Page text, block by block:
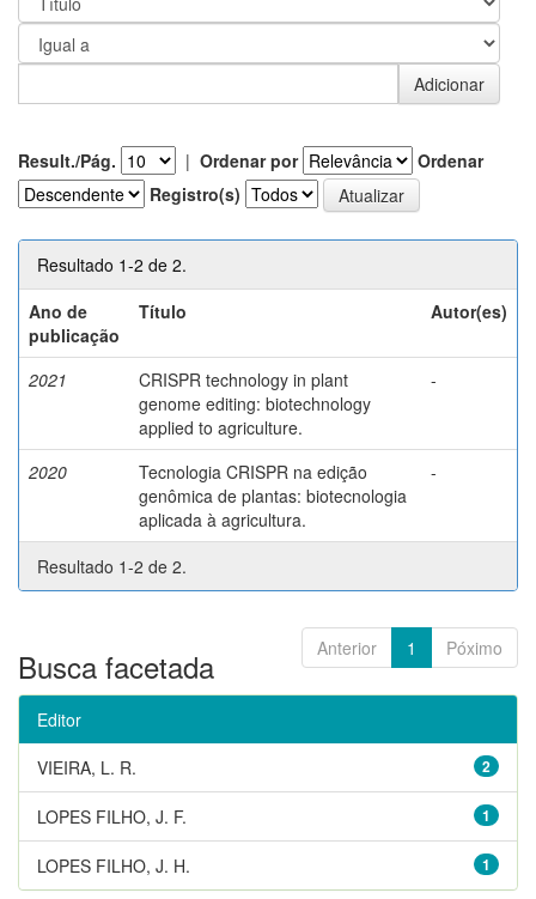
Result./Pág. | Ordenar por
Ordenar
Registro(s)
Resultado 1-2 de 2.
Ano de
publicação
Título Autor(es)
2021
CRISPR technology in plant
genome editing: biotechnology
applied to agriculture.
-
2020
Tecnologia CRISPR na edição
genômica de plantas: biotecnologia
aplicada à agricultura.
-
Resultado 1-2 de 2.
Anterior 1 Póximo
Busca facetada
Editor
2
VIEIRA, L. R.
1
LOPES FILHO, J. F.
1
LOPES FILHO, J. H.